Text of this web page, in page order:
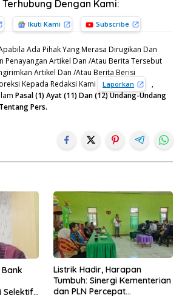
Dengan Kami:
Ikuti Kami Subscribe
Ada Pihak Yang Merasa Dirugikan Dan
Penayangan Artikel Dan /Atau Berita Tersebut
Artikel Dan /Atau Berita Berisi
Kepada Redaksi Kami
Laporkan
,
Pasal (1) Ayat (11) Dan (12) Undang-Undang
Pers.
Selektif
Listrik Hadir, Harapan
Tumbuh: Sinergi Kementerian
dan PLN Percepat